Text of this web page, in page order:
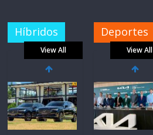
Híbridos
View All
Deportes
View All